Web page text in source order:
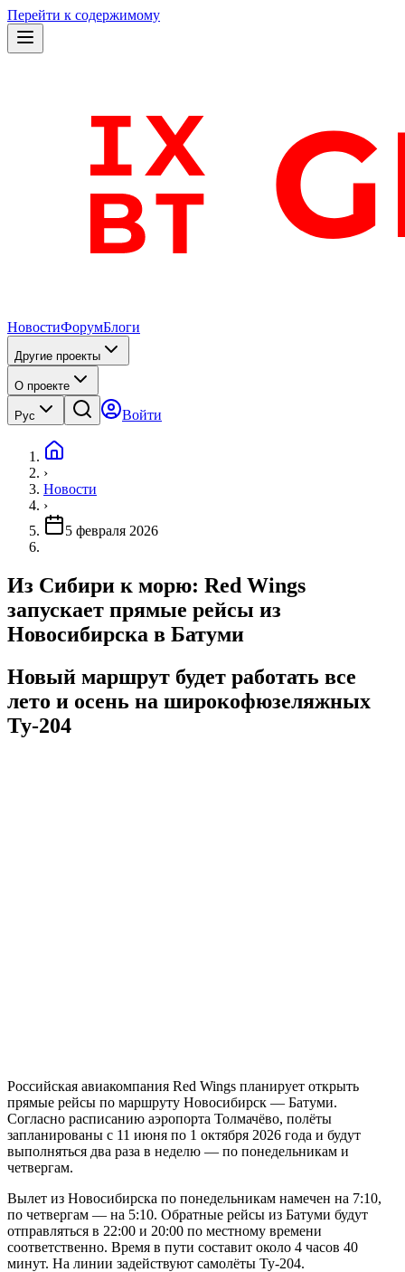
Перейти к содержимому
НовостиФорумБлоги
Другие проекты
О проекте
Рус Войти
›
Новости
›
5 февраля 2026
Из Сибири к морю: Red Wings
запускает прямые рейсы из
Новосибирска в Батуми
Новый маршрут будет работать все
лето и осень на широкофюзеляжных
Ту-204
Российская авиакомпания Red Wings планирует открыть
прямые рейсы по маршруту Новосибирск — Батуми.
Согласно расписанию аэропорта Толмачёво, полёты
запланированы с 11 июня по 1 октября 2026 года и будут
выполняться два раза в неделю — по понедельникам и
четвергам.
Вылет из Новосибирска по понедельникам намечен на 7:10,
по четвергам — на 5:10. Обратные рейсы из Батуми будут
отправляться в 22:00 и 20:00 по местному времени
соответственно. Время в пути составит около 4 часов 40
минут. На линии задействуют самолёты Ту-204.